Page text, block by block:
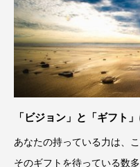
「ビジョン」と「ギフト
あなたの持っている力は、
そのギフトを待っている数